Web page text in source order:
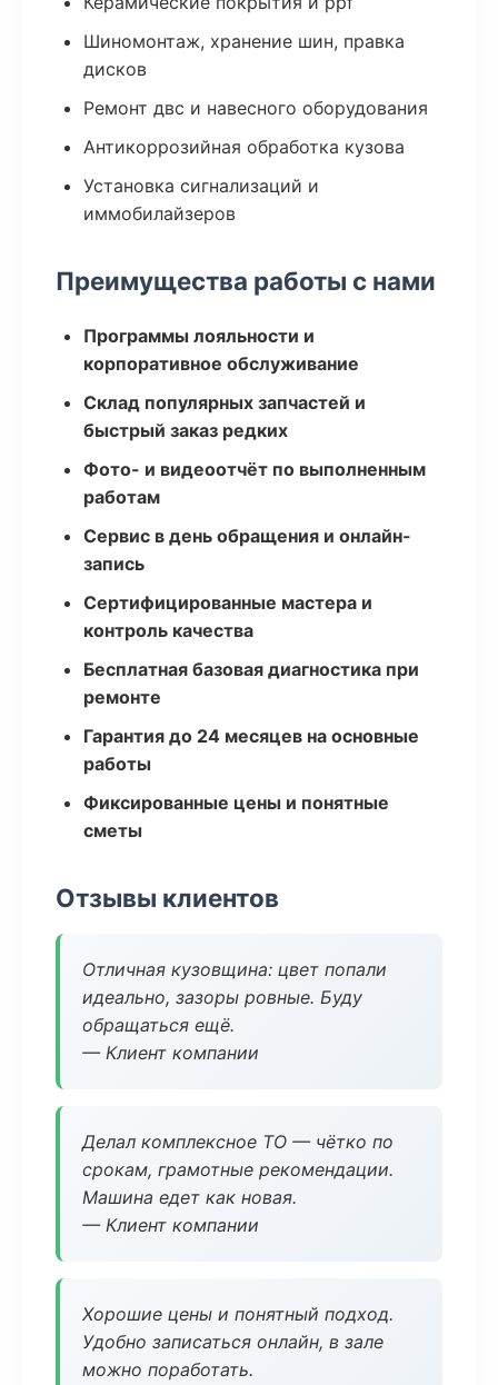
Шиномонтаж, хранение шин, правка
дисков
Ремонт двс и навесного оборудования
Антикоррозийная обработка кузова
Установка сигнализаций и
иммобилайзеров
Преимущества работы с нами
Программы лояльности и
корпоративное обслуживание
Склад популярных запчастей и
быстрый заказ редких
Фото- и видеоотчёт по выполненным
работам
Сервис в день обращения и онлайн-
запись
Сертифицированные мастера и
контроль качества
Бесплатная базовая диагностика при
ремонте
Гарантия до 24 месяцев на основные
работы
Фиксированные цены и понятные
сметы
Отзывы клиентов
Отличная кузовщина: цвет попали
идеально, зазоры ровные. Буду
обращаться ещё.
— Клиент компании
Делал комплексное ТО — чётко по
срокам, грамотные рекомендации.
Машина едет как новая.
— Клиент компании
Хорошие цены и понятный подход.
Удобно записаться онлайн, в зале
можно поработать.